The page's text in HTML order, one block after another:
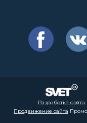
Разработка сайта
Продвижение сайта